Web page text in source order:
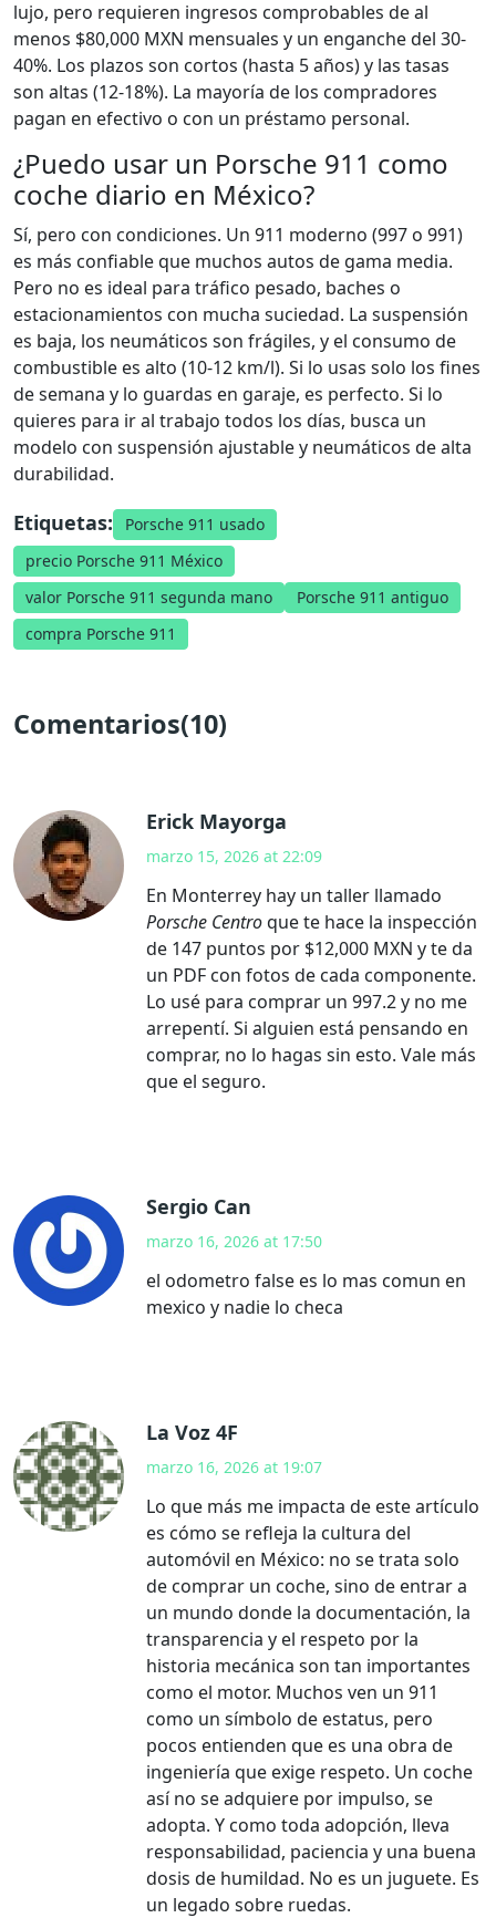
lujo, pero requieren ingresos comprobables de al
menos $80,000 MXN mensuales y un enganche del 30-
40%. Los plazos son cortos (hasta 5 años) y las tasas
son altas (12-18%). La mayoría de los compradores
pagan en efectivo o con un préstamo personal.
¿Puedo usar un Porsche 911 como
coche diario en México?
Sí, pero con condiciones. Un 911 moderno (997 o 991)
es más confiable que muchos autos de gama media.
Pero no es ideal para tráfico pesado, baches o
estacionamientos con mucha suciedad. La suspensión
es baja, los neumáticos son frágiles, y el consumo de
combustible es alto (10-12 km/l). Si lo usas solo los fines
de semana y lo guardas en garaje, es perfecto. Si lo
quieres para ir al trabajo todos los días, busca un
modelo con suspensión ajustable y neumáticos de alta
durabilidad.
Etiquetas:
Porsche 911 usado
precio Porsche 911 México
valor Porsche 911 segunda mano
Porsche 911 antiguo
compra Porsche 911
Comentarios(10)
Erick Mayorga
marzo 15, 2026 at 22:09
En Monterrey hay un taller llamado
Porsche Centroque te hace la inspección
de 147 puntos por $12,000 MXN y te da
un PDF con fotos de cada componente.
Lo usé para comprar un 997.2 y no me
arrepentí. Si alguien está pensando en
comprar, no lo hagas sin esto. Vale más
que el seguro.
Sergio Can
marzo 16, 2026 at 17:50
el odometro false es lo mas comun en
mexico y nadie lo checa
La Voz 4F
marzo 16, 2026 at 19:07
Lo que más me impacta de este artículo
es cómo se refleja la cultura del
automóvil en México: no se trata solo
de comprar un coche, sino de entrar a
un mundo donde la documentación, la
transparencia y el respeto por la
historia mecánica son tan importantes
como el motor. Muchos ven un 911
como un símbolo de estatus, pero
pocos entienden que es una obra de
ingeniería que exige respeto. Un coche
así no se adquiere por impulso, se
adopta. Y como toda adopción, lleva
responsabilidad, paciencia y una buena
dosis de humildad. No es un juguete. Es
un legado sobre ruedas.